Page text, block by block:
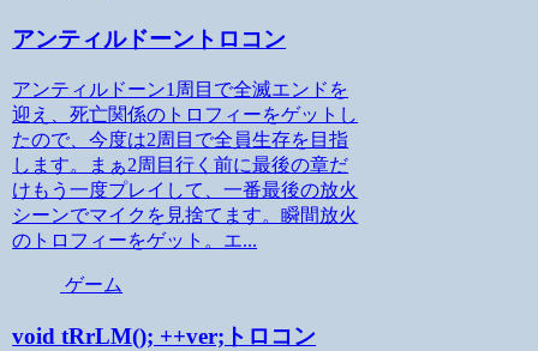
アンティルドーントロコン
アンティルドーン1周目で全滅エンドを
迎え、死亡関係のトロフィーをゲットし
たので、今度は2周目で全員生存を目指
します。まぁ2周目行く前に最後の章だ
けもう一度プレイして、一番最後の放火
シーンでマイクを見捨てます。瞬間放火
のトロフィーをゲット。エ...
ゲーム
void tRrLM(); ++ver;トロコン